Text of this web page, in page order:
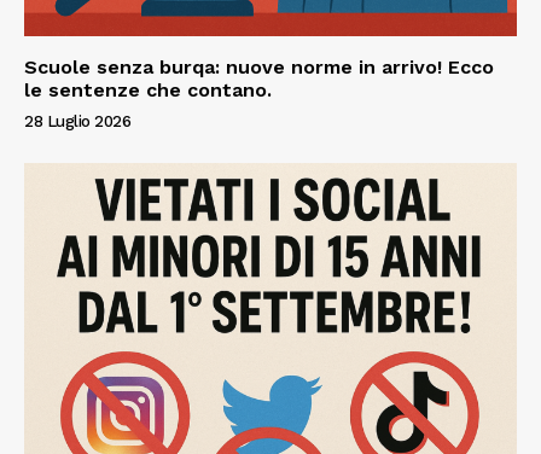
Scuole senza burqa: nuove norme in arrivo! Ecco
le sentenze che contano.
28 Luglio 2026